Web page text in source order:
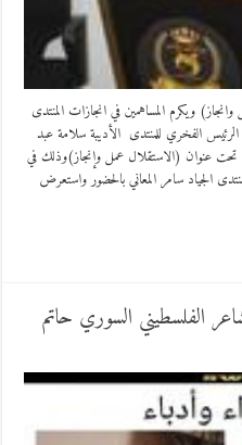
ويكرم المساهمين في انجازات المنتدى
الرئيس الفخري للمنتدى الأديبة سلامة عبد
تحت عنوان (الاستقلال عمل وإنجاز)وذلك في
الجياد سامر المعاني بالحضور واستعرض
الفلسطيني السوري حاتم